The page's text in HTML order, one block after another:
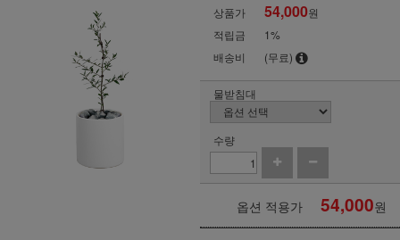
상품가 54,000원
적립금
1%
배송비
(무료)
물받침대
수량
옵션 적용가 54,000원